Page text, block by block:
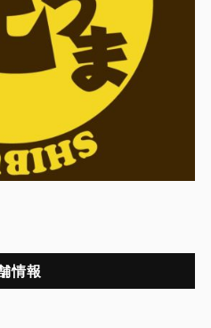
情報